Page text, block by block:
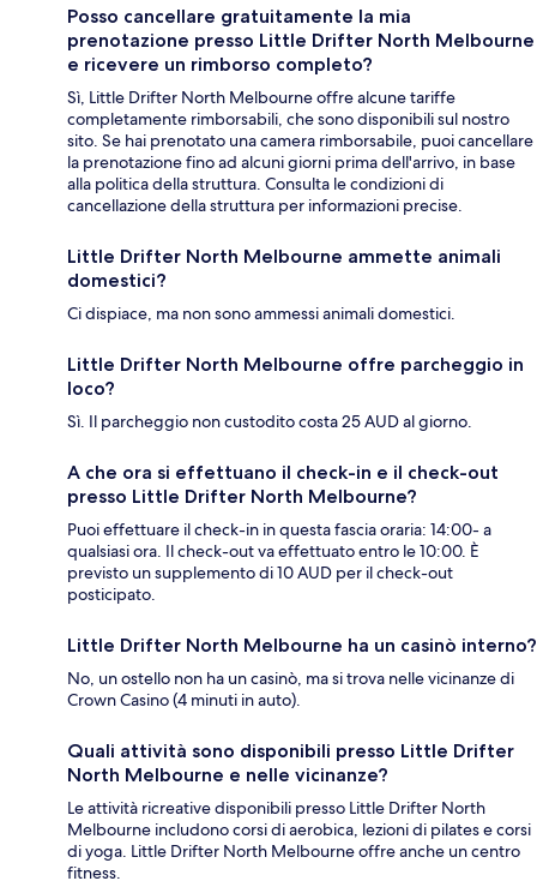
Posso cancellare gratuitamente la mia
prenotazione presso Little Drifter North Melbourne
e ricevere un rimborso completo?
Sì, Little Drifter North Melbourne offre alcune tariffe
completamente rimborsabili, che sono disponibili sul nostro
sito. Se hai prenotato una camera rimborsabile, puoi cancellare
la prenotazione fino ad alcuni giorni prima dell'arrivo, in base
alla politica della struttura. Consulta le condizioni di
cancellazione della struttura per informazioni precise.
Little Drifter North Melbourne ammette animali
domestici?
Ci dispiace, ma non sono ammessi animali domestici.
Little Drifter North Melbourne offre parcheggio in
loco?
Sì. Il parcheggio non custodito costa 25 AUD al giorno.
A che ora si effettuano il check-in e il check-out
presso Little Drifter North Melbourne?
Puoi effettuare il check-in in questa fascia oraria: 14:00- a
qualsiasi ora. Il check-out va effettuato entro le 10:00. È
previsto un supplemento di 10 AUD per il check-out
posticipato.
Little Drifter North Melbourne ha un casinò interno?
No, un ostello non ha un casinò, ma si trova nelle vicinanze di
Crown Casino (4 minuti in auto).
Quali attività sono disponibili presso Little Drifter
North Melbourne e nelle vicinanze?
Le attività ricreative disponibili presso Little Drifter North
Melbourne includono corsi di aerobica, lezioni di pilates e corsi
di yoga. Little Drifter North Melbourne offre anche un centro
fitness.